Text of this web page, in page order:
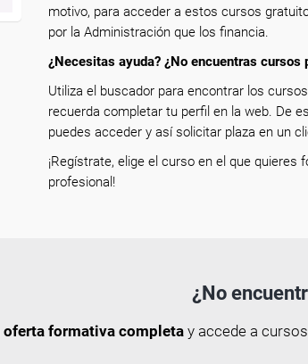
motivo, para acceder a estos cursos
por la Administración que los financia.
¿Necesitas ayuda? ¿No encuentras cursos
Utiliza el buscador para encontrar los
recuerda completar tu perfil en la web. De
puedes acceder y así solicitar plaza en un
¡Regístrate, elige el curso en el que
profesional!
¿No
oferta formativa completay accede a